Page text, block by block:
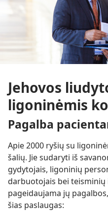
Jehovos
ligoninėmis
Pagalba
Apie 2000 ryšių su
šalių. Jie sudaryti iš
gydytojais, ligoninių
darbuotojais bei teisminių
pageidaujama jų
šias paslaugas: